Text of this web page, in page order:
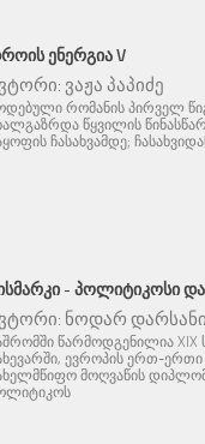
ᲔᲜᲔᲠᲒᲘᲐ V
ვაჟა პაპიძე
რომანის პირველ
წყვილის
ჩასახვამდე;
- ᲞᲝᲚᲘᲢᲘᲙᲝᲡᲘ
ნოდარ
წარმოდგენილია XIX
ევროპის ერთ-
მოღვაწის